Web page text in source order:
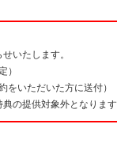
いたします。
）
をいただいた方に送付）
の提供対象外となります